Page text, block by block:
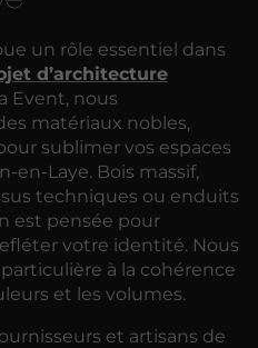
un rôle essentiel dans
d’architecture
Event, nous
matériaux nobles,
sublimer vos espaces
en-Laye. Bois massif,
techniques ou enduits
est pensée pour
votre identité. Nous
à la cohérence
et les volumes.
et artisans de